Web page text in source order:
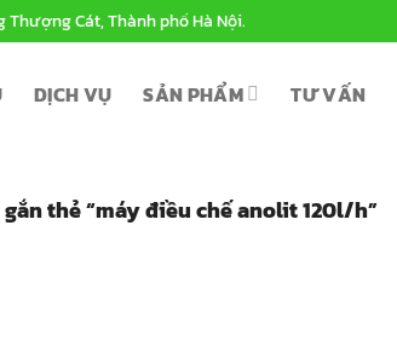
Cát, Thành phố Hà Nội.
DỊCH VỤ SẢN PHẨM TƯ VẤN
thẻ “máy điều chế anolit 120l/h”